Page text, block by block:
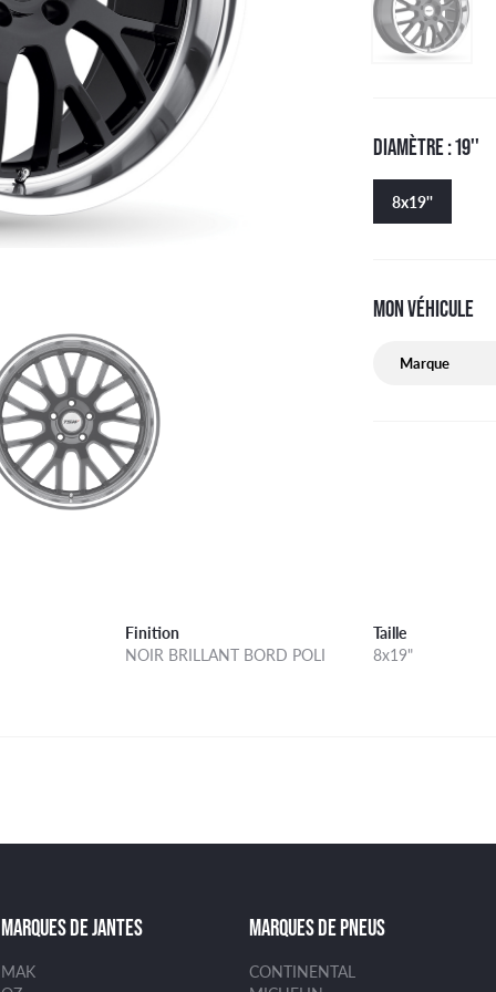
DIAMÈTRE : 19''
8x19''
MON VÉHICULE
Finition
NOIR BRILLANT BORD POLI
Taille
8x19"
MARQUES DE JANTES
MAK
MARQUES DE PNEUS
CONTINENTAL